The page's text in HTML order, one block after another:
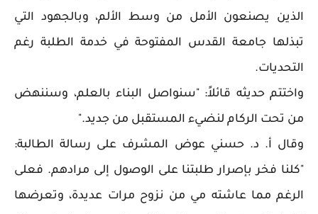
الذين يصنعون الأمل من وسط الألم، وبالجهود التي
تبذلها جامعة القدس المفتوحة في خدمة الطلبة رغم
التحديات.
واختتم حديثه قائلاً: "سنواصل البناء بالعلم، وسننهض
من تحت الركام لنضيء المستقبل من جديد."
وقال أ. د. حسني عوض المشرف على رسالة الطالبة:
"كلنا فخر بإصرار طلبتنا على الوصول إلى مرادهم. فعلى
الرغم مما عاشته مي من نزوح مرات عديدة، وتعرضها